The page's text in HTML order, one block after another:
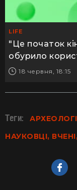
LIFE
"Це початок
обурило
18 червня, 18:15
Теги:
НАУКОВЦІ,